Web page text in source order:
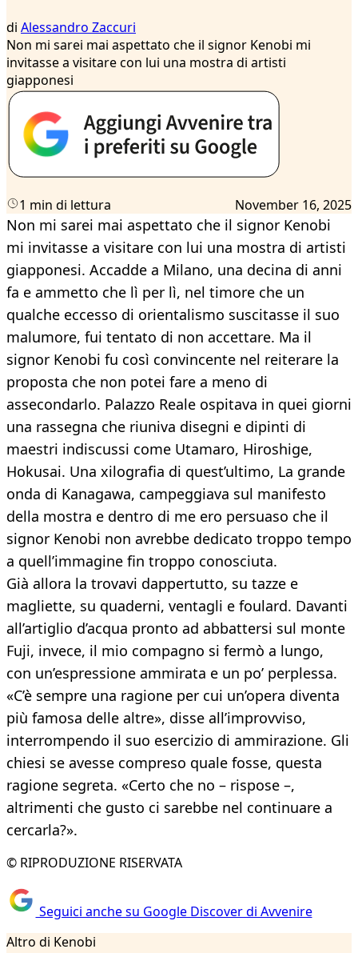
di Alessandro Zaccuri
Non mi sarei mai aspettato che il signor Kenobi mi
invitasse a visitare con lui una mostra di artisti
giapponesi
1 min di lettura November 16, 2025
Non mi sarei mai aspettato che il signor Kenobi
mi invitasse a visitare con lui una mostra di artisti
giapponesi. Accadde a Milano, una decina di anni
fa e ammetto che lì per lì, nel timore che un
qualche eccesso di orientalismo suscitasse il suo
malumore, fui tentato di non accettare. Ma il
signor Kenobi fu così convincente nel reiterare la
proposta che non potei fare a meno di
assecondarlo. Palazzo Reale ospitava in quei giorni
una rassegna che riuniva disegni e dipinti di
maestri indiscussi come Utamaro, Hiroshige,
Hokusai. Una xilografia di quest’ultimo, La grande
onda di Kanagawa, campeggiava sul manifesto
della mostra e dentro di me ero persuaso che il
signor Kenobi non avrebbe dedicato troppo tempo
a quell’immagine fin troppo conosciuta.
Già allora la trovavi dappertutto, su tazze e
magliette, su quaderni, ventagli e foulard. Davanti
all’artiglio d’acqua pronto ad abbattersi sul monte
Fuji, invece, il mio compagno si fermò a lungo,
con un’espressione ammirata e un po’ perplessa.
«C’è sempre una ragione per cui un’opera diventa
più famosa delle altre», disse all’improvviso,
interrompendo il suo esercizio di ammirazione. Gli
chiesi se avesse compreso quale fosse, questa
ragione segreta. «Certo che no – rispose –,
altrimenti che gusto ci sarebbe nel continuare a
cercarla?».
© RIPRODUZIONE RISERVATA
Seguici anche su Google Discover di Avvenire
Altro di Kenobi